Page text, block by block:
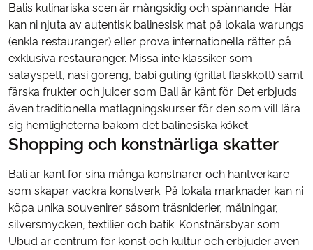
Balis kulinariska scen är mångsidig och spännande. Här
kan ni njuta av autentisk balinesisk mat på lokala warungs
(enkla restauranger) eller prova internationella rätter på
exklusiva restauranger. Missa inte klassiker som
satayspett, nasi goreng, babi guling (grillat fläskkött) samt
färska frukter och juicer som Bali är känt för. Det erbjuds
även traditionella matlagningskurser för den som vill lära
sig hemligheterna bakom det balinesiska köket.
Shopping och konstnärliga skatter
Bali är känt för sina många konstnärer och hantverkare
som skapar vackra konstverk. På lokala marknader kan ni
köpa unika souvenirer såsom träsniderier, målningar,
silversmycken, textilier och batik. Konstnärsbyar som
Ubud är centrum för konst och kultur och erbjuder även